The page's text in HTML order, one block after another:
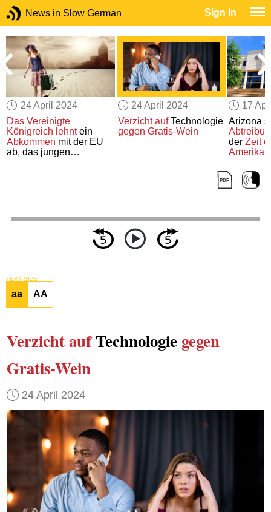
News in Slow German Sign In
24 April 2024
Das Vereinigte
Königreich lehntein
Abkommen mit der EU
ab, das jungen
24 April 2024
Verzicht aufTechnologie
gegen Gratis-Wein
17
Arizona
der Zeit
Kraft
TEXT SIZE
aa AA
Verzicht aufTechnologie gegen
Gratis-Wein
24 April 2024